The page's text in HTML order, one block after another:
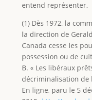
entend représenter.
(1) Dès 1972, la
la direction de
Canada cesse les
possession ou de
B. « Les libéraux
décriminalisation de
En ligne, paru le 5